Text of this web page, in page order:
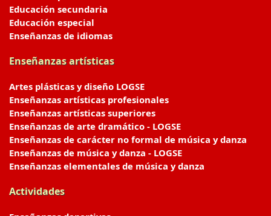
Educación secundaria
Educación especial
Enseñanzas de idiomas
Enseñanzas artísticas
Artes plásticas y diseño LOGSE
Enseñanzas artísticas profesionales
Enseñanzas artísticas superiores
Enseñanzas de arte dramático - LOGSE
Enseñanzas de carácter no formal de música y danza
Enseñanzas de música y danza - LOGSE
Enseñanzas elementales de música y danza
Actividades